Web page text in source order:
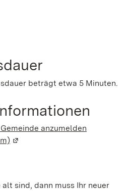
beträgt etwa 5 Minuten.
anzumelden
(Wird in einem neuen Fenster
alt sind, dann muss Ihr neuer